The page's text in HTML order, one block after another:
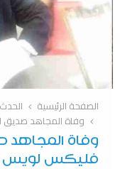
الصفحة الرئيسية
الحدث
وفاة المجاهد صديق
وفاة المجاهد
فليكس لويس